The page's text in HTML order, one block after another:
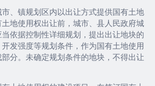
、镇规划区内以出让方式提供国有土地
地使用权出让前，城市、县人民政府城
依据控制性详细规划，提出出让地块的
发强度等规划条件，作为国有土地使用
分。未确定规划条件的地块，不得出让